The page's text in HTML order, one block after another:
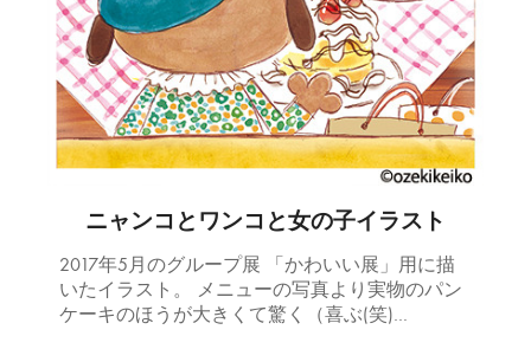
ニャンコとワンコと女の子イラスト
2017年5月のグループ展 「かわいい展」用に描
いたイラスト。 メニューの写真より実物のパン
ケーキのほうが大きくて驚く（喜ぶ(笑)…